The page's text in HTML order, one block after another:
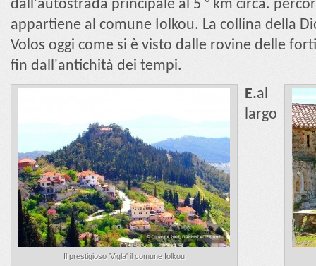
dall'autostrada principale al 5 ° km circa.
appartiene al comune Iolkou. La collina della
Volos oggi come si è visto dalle rovine delle
fin dall'antichità dei tempi.
Il prestigioso 'Vigla' il comune Iolkou
E.al
largo